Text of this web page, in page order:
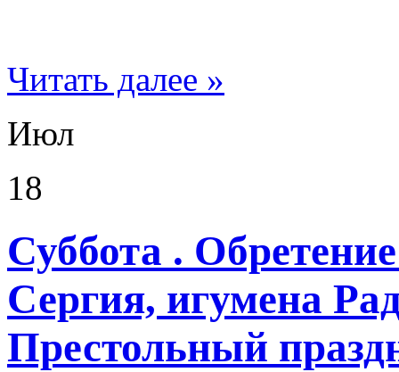
Читать далее »
Июл
18
Суббота .
Сергия, игумена
Престольный